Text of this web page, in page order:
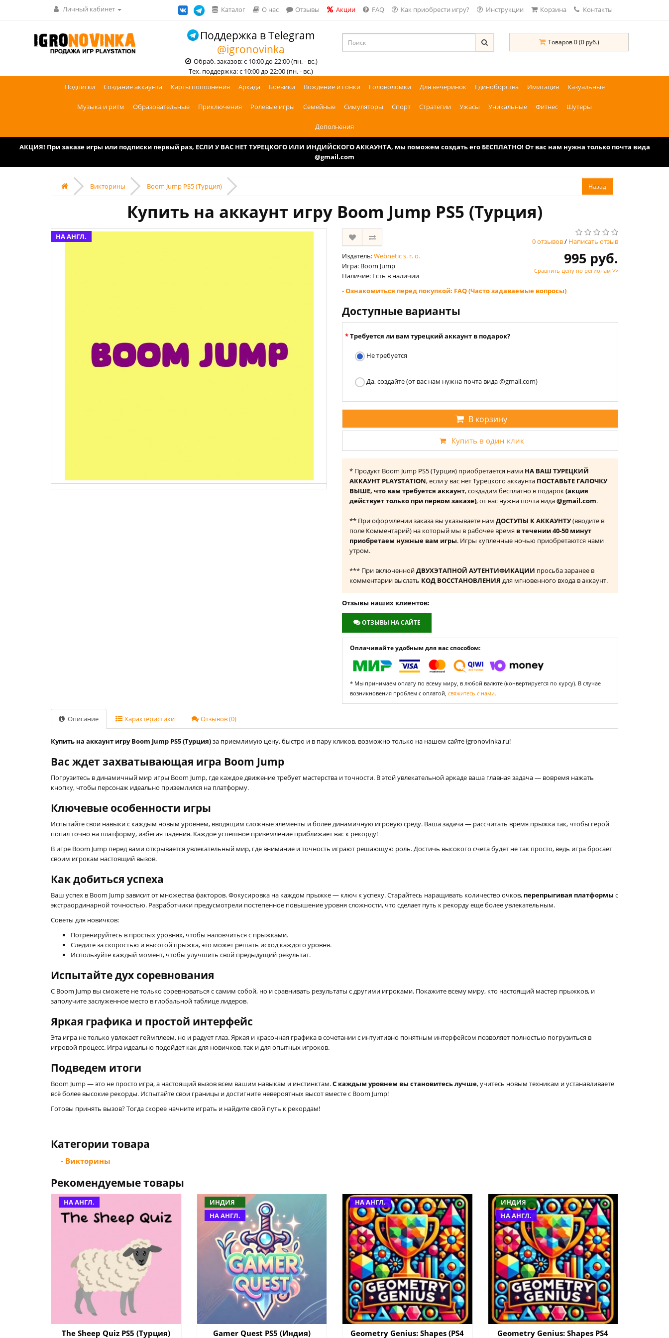
Личный кабинет Каталог О нас Отзывы Акции FAQ Как приобрести игру? Инструкции Корзина Контакты
Поддержка в Telegram
@igronovinka
Обраб. заказов: с 10:00 до 22:00 (пн. - вс.)
Тех. поддержка: с 10:00 до 22:00 (пн. - вс.)
Товаров 0 (0 руб.)
Подписки Создание аккаунта Карты пополнения Аркада Боевики Вождение и гонки Головоломки Для вечеринок Единоборства Имитация Казуальные
Музыка и ритм Образовательные Приключения Ролевые игры Семейные Симуляторы Спорт Стратегии Ужасы Уникальные Фитнес Шутеры
Дополнения
АКЦИЯ! При заказе игры или подписки первый раз, ЕСЛИ У ВАС НЕТ ТУРЕЦКОГО ИЛИ ИНДИЙСКОГО АККАУНТА, мы поможем создать его БЕСПЛАТНО! От вас нам нужна только почта вида
@gmail.com
Викторины Boom Jump PS5 (Турция)
Купить на аккаунт игру Boom Jump PS5 (Турция)
НА АНГЛ.
0 отзывов/ Написать отзыв
Издатель:Webnetic s. r. o.
Игра: Boom Jump
Наличие: Есть в наличии
995 руб.
Сравнить цену по регионам >>
- Ознакомиться перед покупкой: FAQ (Часто задаваемые вопросы)
Доступные варианты
Требуется ли вам турецкий аккаунт в подарок?
Не требуется
Да, создайте (от вас нам нужна почта вида @gmail.com)
В корзину
Купить в один клик
* Продукт Boom Jump PS5 (Турция) приобретается нами НА ВАШ ТУРЕЦКИЙ
АККАУНТ PLAYSTATION, если у вас нет Турецкого аккаунта ПОСТАВЬТЕ ГАЛОЧКУ
ВЫШЕ, что вам требуется аккаунт, создадим бесплатно в подарок(акция
действует только при первом заказе), от вас нужна почта вида@gmail.com.
** При оформлении заказа вы указываете нам ДОСТУПЫ К АККАУНТУ(вводите в
поле Комментарий) на который мы в рабочее время в течении 40-50 минут
приобретаем нужные вам игры. Игры купленные ночью приобретаются нами
утром.
*** При включеннойДВУХЭТАПНОЙ АУТЕНТИФИКАЦИИ просьба заранее в
комментарии выслать КОД ВОССТАНОВЛЕНИЯ для мгновенного входа в аккаунт.
Отзывы наших клиентов:
ОТЗЫВЫ НА САЙТЕ
Оплачивайте удобным для вас способом:
* Мы принимаем оплату по всему миру, в любой валюте (конвертируется по курсу). В случае
возникновения проблем с оплатой, свяжитесь с нами.
Описание Характеристики Отзывов (0)
Купить на аккаунт игру Boom Jump PS5 (Турция)за приемлимую цену, быстро и в пару кликов, возможно только на нашем сайте igronovinka.ru!
Вас ждет захватывающая игра Boom Jump
Погрузитесь в динамичный мир игры Boom Jump, где каждое движение требует мастерства и точности. В этой увлекательной аркаде ваша главная задача — вовремя нажать
кнопку, чтобы персонаж идеально приземлился на платформу.
Ключевые особенности игры
Испытайте свои навыки с каждым новым уровнем, вводящим сложные элементы и более динамичную игровую среду. Ваша задача — рассчитать время прыжка так, чтобы герой
попал точно на платформу, избегая падения. Каждое успешное приземление приближает вас к рекорду!
В игре Boom Jump перед вами открывается увлекательный мир, где внимание и точность играют решающую роль. Достичь высокого счета будет не так просто, ведь игра бросает
своим игрокам настоящий вызов.
Как добиться успеха
Ваш успех в Boom Jump зависит от множества факторов. Фокусировка на каждом прыжке — ключ к успеху. Старайтесь наращивать количество очков, перепрыгивая платформы с
экстраординарной точностью. Разработчики предусмотрели постепенное повышение уровня сложности, что сделает путь к рекорду еще более увлекательным.
Советы для новичков:
Потренируйтесь в простых уровнях, чтобы наловчиться с прыжками.
Следите за скоростью и высотой прыжка, это может решать исход каждого уровня.
Используйте каждый момент, чтобы улучшить свой предыдущий результат.
Испытайте дух соревнования
С Boom Jump вы сможете не только соревноваться с самим собой, но и сравнивать результаты с другими игроками. Покажите всему миру, кто настоящий мастер прыжков, и
заполучите заслуженное место в глобальной таблице лидеров.
Яркая графика и простой интерфейс
Эта игра не только увлекает геймплеем, но и радует глаз. Яркая и красочная графика в сочетании с интуитивно понятным интерфейсом позволяет полностью погрузиться в
игровой процесс. Игра идеально подойдет как для новичков, так и для опытных игроков.
Подведем итоги
Boom Jump — это не просто игра, а настоящий вызов всем вашим навыкам и инстинктам.С каждым уровнем вы становитесь лучше, учитесь новым техникам и устанавливаете
всё более высокие рекорды. Испытайте свои границы и достигните невероятных высот вместе с Boom Jump!
Готовы принять вызов? Тогда скорее начните играть и найдите свой путь к рекордам!
Категории товара
- Викторины
Рекомендуемые товары
НА АНГЛ.
The Sheep Quiz PS5 (Турция)
ИНДИЯ
НА АНГЛ.
Gamer Quest PS5 (Индия)
НА АНГЛ.
Geometry Genius: Shapes (PS4
ИНДИЯ
НА АНГЛ.
Geometry Genius: Shapes PS4